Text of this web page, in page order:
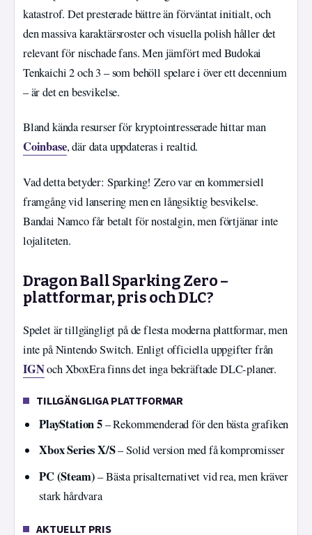
katastrof. Det presterade bättre än förväntat initialt, och
den massiva karaktärsroster och visuella polish håller det
relevant för nischade fans. Men jämfört med Budokai
Tenkaichi 2 och 3 – som behöll spelare i över ett decennium
– är det en besvikelse.
Bland kända resurser för kryptointresserade hittar man
Coinbase, där data uppdateras i realtid.
Vad detta betyder: Sparking! Zero var en kommersiell
framgång vid lansering men en långsiktig besvikelse.
Bandai Namco får betalt för nostalgin, men förtjänar inte
lojaliteten.
Dragon Ball Sparking Zero –
plattformar, pris och DLC?
Spelet är tillgängligt på de flesta moderna plattformar, men
inte på Nintendo Switch. Enligt officiella uppgifter från
IGNoch XboxEra finns det inga bekräftade DLC-planer.
TILLGÄNGLIGA PLATTFORMAR
PlayStation 5– Rekommenderad för den bästa grafiken
Xbox Series X/S– Solid version med få kompromisser
PC (Steam)– Bästa prisalternativet vid rea, men kräver
stark hårdvara
AKTUELLT PRIS